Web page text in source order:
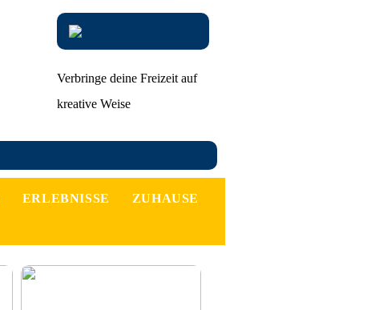
Verbringe deine Freizeit auf
kreative Weise
ERLEBNISSE
ZUHAUSE